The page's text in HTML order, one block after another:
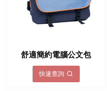
舒適簡約電腦公文包
快速查詢